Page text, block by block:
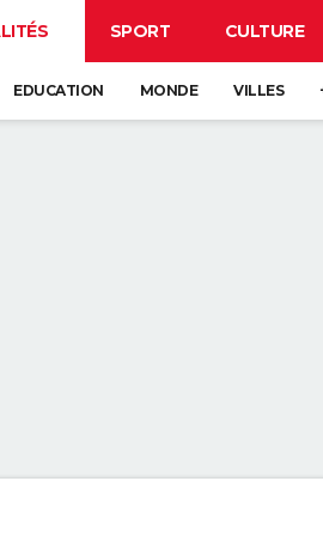
SPORT CULTURE
EDUCATION MONDE VILLES